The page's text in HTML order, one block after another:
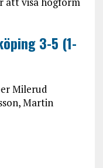
3-5 (1-
Milerud
Martin